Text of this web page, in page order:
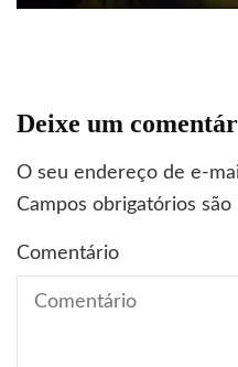
Deixe um
O seu endereço de e-
Campos obrigatórios são
Comentário